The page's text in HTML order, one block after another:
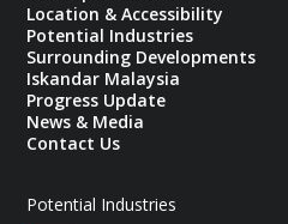
Location & Accessibility
Potential Industries
Surrounding Developments
Iskandar Malaysia
Progress Update
News & Media
Contact Us
Potential Industries